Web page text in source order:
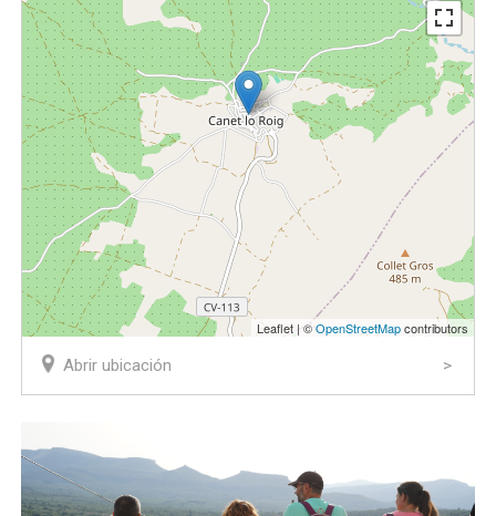
Leaflet | ©OpenStreetMapcontributors
Abrir ubicación